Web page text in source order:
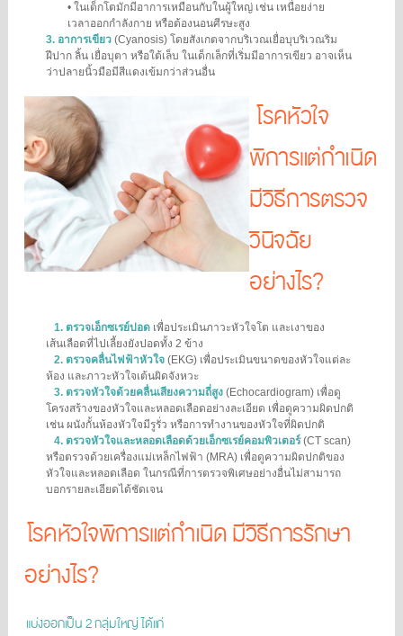
• ในเด็กโตมักมีอาการเหมือนกับในผู้ใหญ่ เช่น เหนื่อยง่าย
เวลาออกกำลังกาย หรือต้องนอนศีรษะสูง
3. อาการเขียว (Cyanosis) โดยสังเกตจากบริเวณเยื่อบุบริเวณริม
ฝีปาก ลิ้น เยื่อบุตา หรือใต้เล็บ ในเด็กเล็กที่เริ่มมีอาการเขียว อาจเห็น
ว่าปลายนิ้วมือมีสีแดงเข้มกว่าส่วนอื่น
โรคหัวใจ
พิการแต่กำเนิด
มีวิธีการตรวจ
วินิจฉัย
อย่างไร?
1. ตรวจเอ็กซเรย์ปอด เพื่อประเมินภาวะหัวใจโต และเงาของ
เส้นเลือดที่ไปเลี้ยงยังปอดทั้ง 2 ข้าง
2. ตรวจคลื่นไฟฟ้าหัวใจ (EKG) เพื่อประเมินขนาดของหัวใจแต่ละ
ห้อง และภาวะหัวใจเต้นผิดจังหวะ
3. ตรวจหัวใจด้วยคลื่นเสียงความถี่สูง (Echocardiogram) เพื่อดู
โครงสร้างของหัวใจและหลอดเลือดอย่างละเอียด เพื่อดูความผิดปกติ
เช่น ผนังกั้นห้องหัวใจมีรูรั่ว หรือการทำงานของหัวใจที่ผิดปกติ
4. ตรวจหัวใจและหลอดเลือดด้วยเอ็กซเรย์คอมพิวเตอร์(CT scan)
หรือตรวจด้วยเครื่องแม่เหล็กไฟฟ้า (MRA) เพื่อดูความผิดปกติของ
หัวใจและหลอดเลือด ในกรณีที่การตรวจพิเศษอย่างอื่นไม่สามารถ
บอกรายละเอียดได้ชัดเจน
โรคหัวใจพิการแต่กำเนิด มีวิธีการรักษา
อย่างไร?
แบ่งออกเป็น 2 กลุ่มใหญ่ ได้แก่